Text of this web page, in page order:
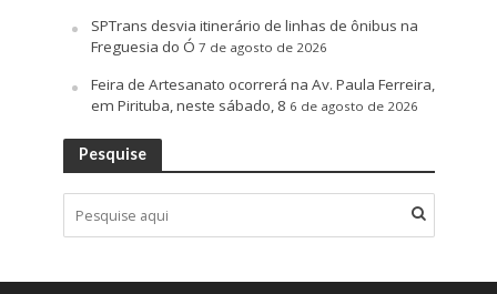
SPTrans desvia itinerário de linhas de ônibus na
Freguesia do Ó 7 de agosto de 2026
Feira de Artesanato ocorrerá na Av. Paula Ferreira,
em Pirituba, neste sábado, 8 6 de agosto de 2026
Pesquise